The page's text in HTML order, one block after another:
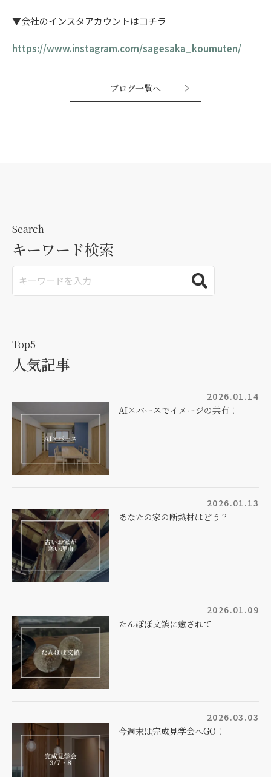
▼会社のインスタアカウントはコチラ
https://www.instagram.com/sagesaka_koumuten/
ブログ一覧へ
Search
キーワード検索
Top5
人気記事
2026.01.14
AI×パースでイメージの共有！
2026.01.13
あなたの家の断熱材はどう？
2026.01.09
たんぽぽ文鎮に癒されて
2026.03.03
今週末は完成見学会へGO！